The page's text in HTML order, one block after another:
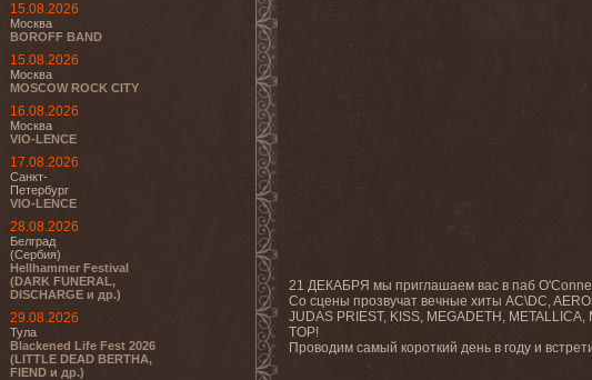
15.08.2026
Москва
BOROFF BAND
15.08.2026
Москва
MOSCOW ROCK CITY
16.08.2026
Москва
VIO-LENCE
17.08.2026
Санкт-
Петербург
VIO-LENCE
28.08.2026
Белград
(Сербия)
Hellhammer Festival
(DARK FUNERAL,
DISCHARGE и др.)
29.08.2026
Тула
Blackened Life Fest 2026
(LITTLE DEAD BERTHA,
FIEND и др.)
21 ДЕКАБРЯ мы приглашаем вас в паб
Со сцены прозвучат вечные хиты AC\DC,
JUDAS PRIEST, KISS, MEGADETH,
TOP!
Проводим самый короткий день в году и